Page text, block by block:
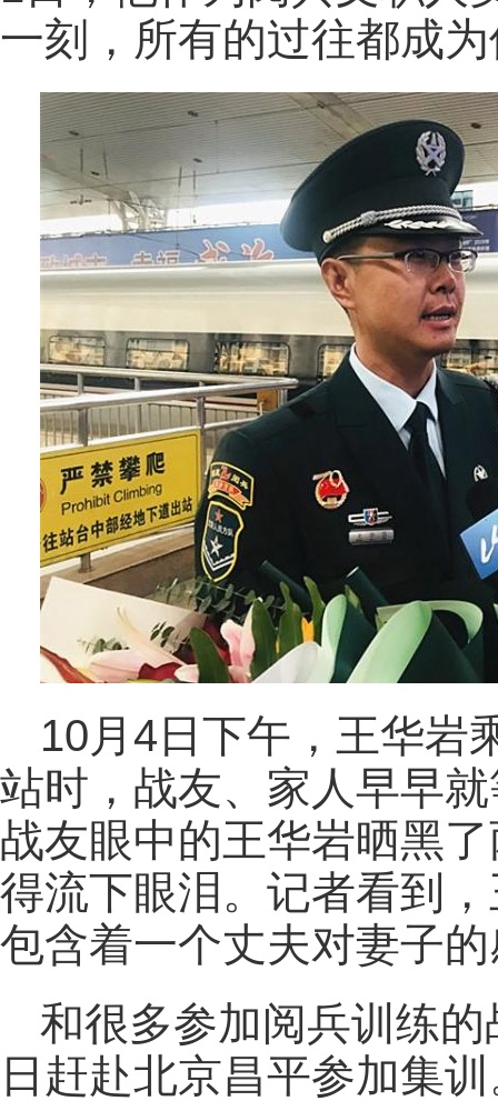
一刻，所有的过往都成
10月4日下午，王华岩
站时，战友、家人早早
战友眼中的王华岩晒黑
得流下眼泪。记者看到
包含着一个丈夫对妻子
和很多参加阅兵训练
日赶赴北京昌平参加集